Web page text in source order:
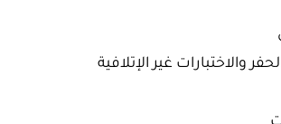
والاختبارات غير الإتلافية